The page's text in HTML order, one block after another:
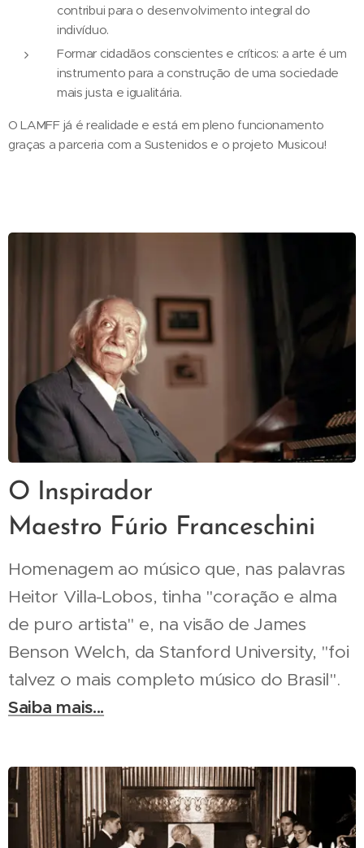
contribui para o desenvolvimento integral do
indivíduo.
Formar cidadãos conscientes e críticos: a arte é um
instrumento para a construção de uma sociedade
mais justa e igualitária.
O LAMFF já é realidade e está em pleno funcionamento
graças a parceria com a Sustenidos e o projeto Musicou!
O Inspirador
Maestro Fúrio Franceschini
Homenagem ao músico que, nas palavras
Heitor Villa-Lobos, tinha "coração e alma
de puro artista" e, na visão de James
Benson Welch, da Stanford University, "foi
talvez o mais completo músico do Brasil".
Saiba mais...